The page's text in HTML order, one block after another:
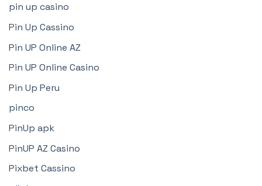
pin up casino
Pin Up Cassino
Pin UP Online AZ
Pin UP Online Casino
Pin Up Peru
pinco
PinUp apk
PinUP AZ Casino
Pixbet Cassino